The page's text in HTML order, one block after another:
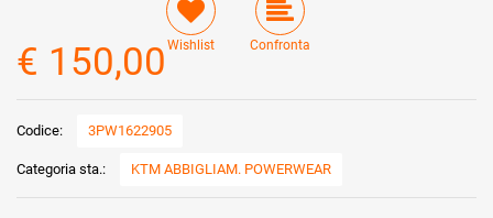
Wishlist Confronta
€ 150,00
Codice: 3PW1622905
Categoria sta.: KTM ABBIGLIAM. POWERWEAR